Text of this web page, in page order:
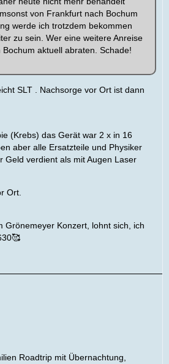
von Frankfurt nach Bochum
werde ich trotzdem bekommen
zu sein. Wer eine weitere Anreise
aktuell abraten. Schade!
SLT . Nachsorge vor Ort ist dann
(Krebs) das Gerät war 2 x in 16
aber alle Ersatzteile und Physiker
Geld verdient als mit Augen Laser
Ort.
Grönemeyer Konzert, lohnt sich, ich
Roadtrip mit Übernachtung,